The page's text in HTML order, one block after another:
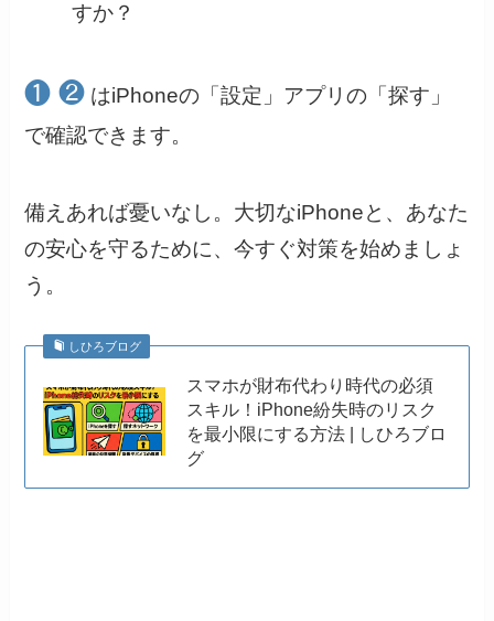
すか？
❶ ❷ はiPhoneの「設定」アプリの「探す」
で確認できます。
備えあれば憂いなし。大切なiPhoneと、あなた
の安心を守るために、今すぐ対策を始めましょ
う。
しひろブログ
スマホが財布代わり時代の必須
スキル！iPhone紛失時のリスク
を最小限にする方法 | しひろブロ
グ